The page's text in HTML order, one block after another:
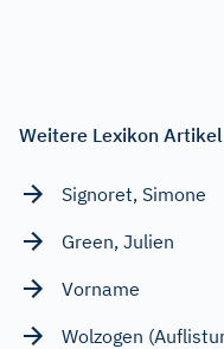
Weitere Lexikon Artikel
Signoret, Simone
Green, Julien
Vorname
Wolzogen